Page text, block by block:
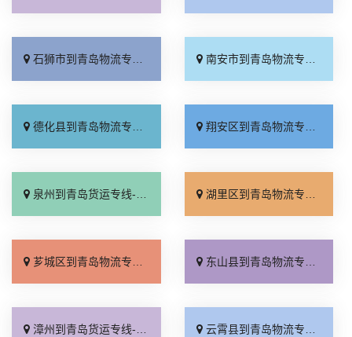
石狮市到青岛物流专线_专线直达「托运放心」 南安市到青岛物流专线_送货上门「上门提货」
德化县到青岛物流专线_多久时间「准时准点」 翔安区到青岛物流专线_直达不中转「物流拼车」
泉州到青岛货运专线-泉州到青岛物流公司_直达特快专线「要多少钱」 湖里区到青岛物流专线_零担配货「准时准点」
芗城区到青岛物流专线_怎么收费「资质齐全」 东山县到青岛物流专线_全境配送「随叫随到」
漳州到青岛货运专线-漳州到青岛物流公司_资质齐全「专业靠谱」 云霄县到青岛物流专线_怎么收费「物流拼车」